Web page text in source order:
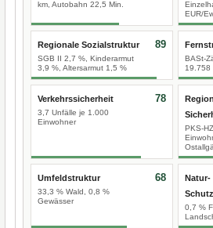
km, Autobahn 22,5 Min.
EUR/
Regionale Sozialstruktur
SGB II 2,7 %, Kinderarmut
3,9 %, Altersarmut 1,5 %
89
BASt-
19.758
Verkehrssicherheit
3,7 Unfälle je 1.000
Einwohner
78
PKS-
Umfeldstruktur
33,3 % Wald, 0,8 %
Gewässer
68
Natur-
0,7 %